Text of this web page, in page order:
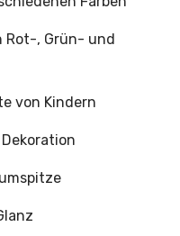
Rot-, Grün- und
von Kindern